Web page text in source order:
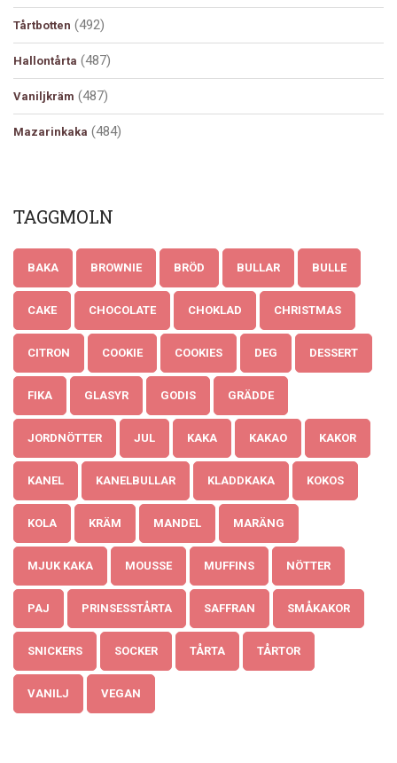
Tårtbotten (492)
Hallontårta (487)
Vaniljkräm (487)
Mazarinkaka (484)
TAGGMOLN
BAKA BROWNIE BRÖD BULLAR BULLE
CAKE CHOCOLATE CHOKLAD CHRISTMAS
CITRON COOKIE COOKIES DEG DESSERT
FIKA GLASYR GODIS GRÄDDE
JORDNÖTTER JUL KAKA KAKAO KAKOR
KANEL KANELBULLAR KLADDKAKA KOKOS
KOLA KRÄM MANDEL MARÄNG
MJUK KAKA MOUSSE MUFFINS NÖTTER
PAJ PRINSESSTÅRTA SAFFRAN SMÅKAKOR
SNICKERS SOCKER TÅRTA TÅRTOR
VANILJ VEGAN